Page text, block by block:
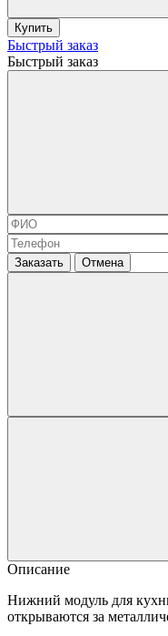
Купить
Быстрый заказ
Быстрый заказ
Заказать Отмена
Описание
Нижний модуль для
открываются за